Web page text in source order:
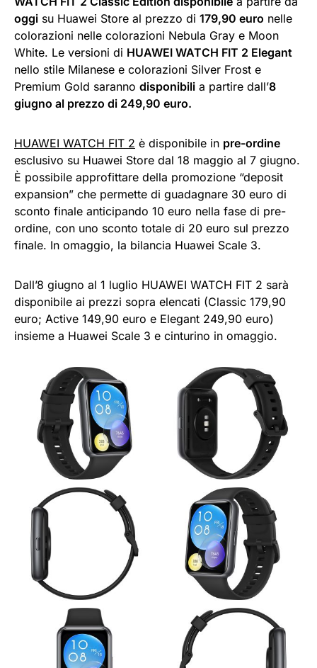
oggi su Huawei Store al prezzo di 179,90 euro nelle
colorazioni nelle colorazioni Nebula Gray e Moon
White. Le versioni di HUAWEI WATCH FIT 2 Elegant
nello stile Milanese e colorazioni Silver Frost e
Premium Gold saranno disponibili a partire dall’8
giugno al prezzo di 249,90 euro.
HUAWEI WATCH FIT 2 è disponibile in pre-ordine
esclusivo su Huawei Store dal 18 maggio al 7 giugno.
È possibile approfittare della promozione “deposit
expansion” che permette di guadagnare 30 euro di
sconto finale anticipando 10 euro nella fase di pre-
ordine, con uno sconto totale di 20 euro sul prezzo
finale. In omaggio, la bilancia Huawei Scale 3.
Dall’8 giugno al 1 luglio HUAWEI WATCH FIT 2 sarà
disponibile ai prezzi sopra elencati (Classic 179,90
euro; Active 149,90 euro e Elegant 249,90 euro)
insieme a Huawei Scale 3 e cinturino in omaggio.